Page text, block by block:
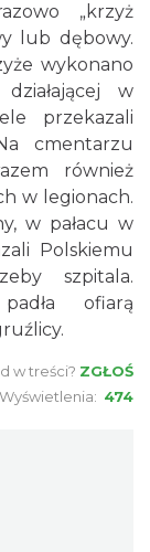
„krzyż
lub dębowy.
wykonano
w
przekazali
cmentarzu
również
w legionach.
w pałacu w
Polskiemu
szpitala.
ofiarą
w treści? ZGŁOŚ
Wyświetlenia: 474